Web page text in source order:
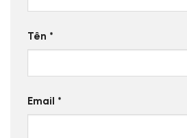
Tên *
Email *